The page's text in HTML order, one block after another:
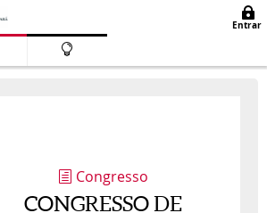
Congresso
CONGRESSO DE